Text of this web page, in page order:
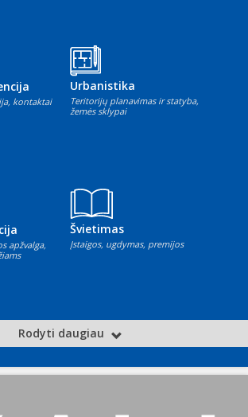
kontaktai
Urbanistika
Teritorijų planavimas ir statyba,
žemės sklypai
apžvalga,
Švietimas
Įstaigos, ugdymas, premijos
Rodyti daugiau